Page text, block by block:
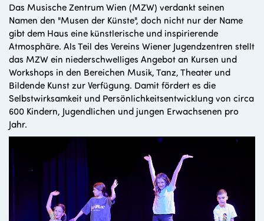
Das Musische Zentrum Wien (MZW) verdankt seinen
Namen den "Musen der Künste", doch nicht nur der Name
gibt dem Haus eine künstlerische und inspirierende
Atmosphäre. Als Teil des Vereins Wiener Jugendzentren stellt
das MZW ein niederschwelliges Angebot an Kursen und
Workshops in den Bereichen Musik, Tanz, Theater und
Bildende Kunst zur Verfügung. Damit fördert es die
Selbstwirksamkeit und Persönlichkeitsentwicklung von circa
600 Kindern, Jugendlichen und jungen Erwachsenen pro
Jahr.